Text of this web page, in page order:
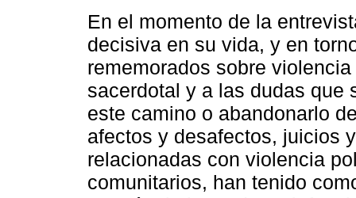
En el momento de la
decisiva en su vida, y en
rememorados sobre
sacerdotal y a las dudas que
este camino o abandonarlo
afectos y desafectos, juicios
relacionadas con violencia
comunitarios, han tenido